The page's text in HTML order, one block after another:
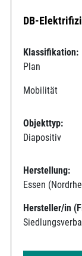
DB-
Klassifikation:
Plan
Mobilität
Objekttyp:
Diapositiv
Herstellung:
Essen
Hersteller/in